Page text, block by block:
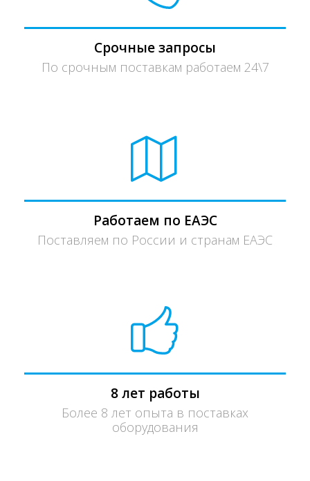
Срочные запросы
По срочным поставкам работаем 24\7
Работаем по ЕАЭС
Поставляем по России и странам ЕАЭС
8 лет работы
Более 8 лет опыта в поставках
оборудования